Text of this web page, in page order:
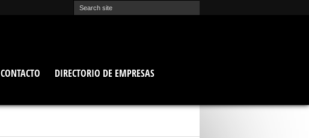
CONTACTO
DIRECTORIO DE EMPRESAS